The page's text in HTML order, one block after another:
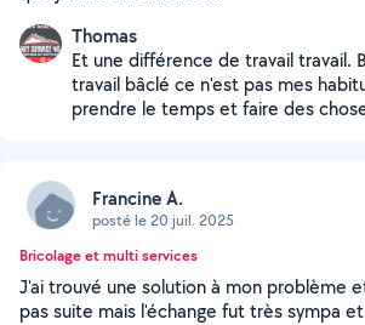
Thomas
Et une différence de travail travail.
travail bâclé ce n'est pas mes
prendre le temps et faire des
Francine A.
posté le 20 juil. 2025
Bricolage et multi services
J'ai trouvé une solution à mon problème
pas suite mais l'échange fut très sympa